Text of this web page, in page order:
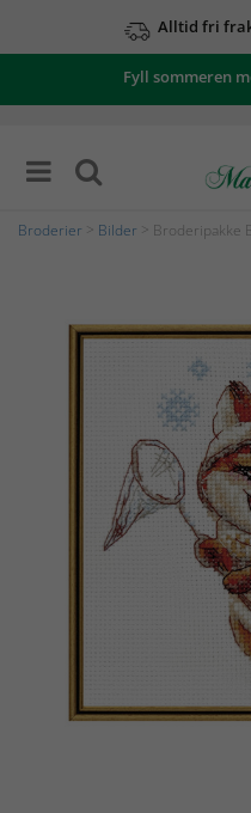
Alltid fri
Fyll sommeren
Broderier Bilder > Broderipakke